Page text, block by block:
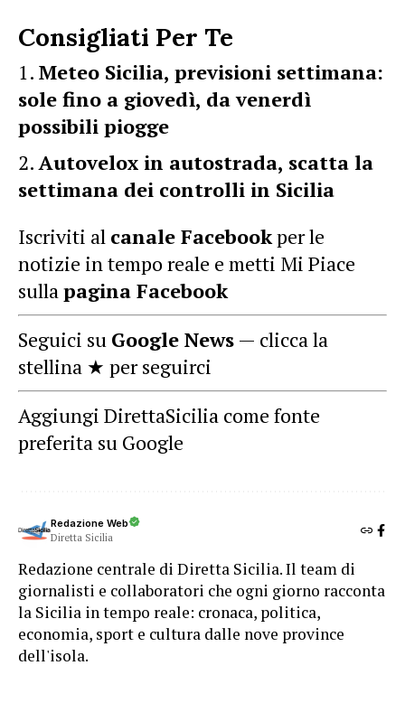
Consigliati Per Te
Meteo Sicilia, previsioni settimana:
sole fino a giovedì, da venerdì
possibili piogge
Autovelox in autostrada, scatta la
settimana dei controlli in Sicilia
Iscriviti al canale Facebookper le
notizie in tempo reale e metti Mi Piace
sullapagina Facebook
Seguici su Google News — clicca la
stellina ★ per seguirci
Aggiungi DirettaSicilia come fonte
preferita su Google
Redazione Web
Diretta Sicilia
Redazione centrale di Diretta Sicilia. Il team di
giornalisti e collaboratori che ogni giorno racconta
la Sicilia in tempo reale: cronaca, politica,
economia, sport e cultura dalle nove province
dell'isola.